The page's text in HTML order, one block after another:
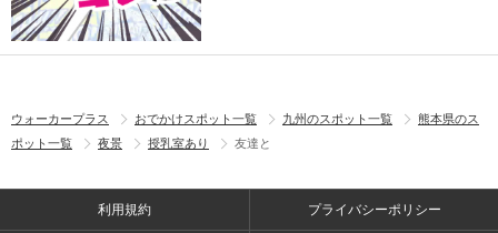
ウォーカープラス おでかけスポット一覧 九州のスポット一覧
熊本県のス
ポット一覧
夜景 授乳室あり 友達と
利用規約 プライバシーポリシー